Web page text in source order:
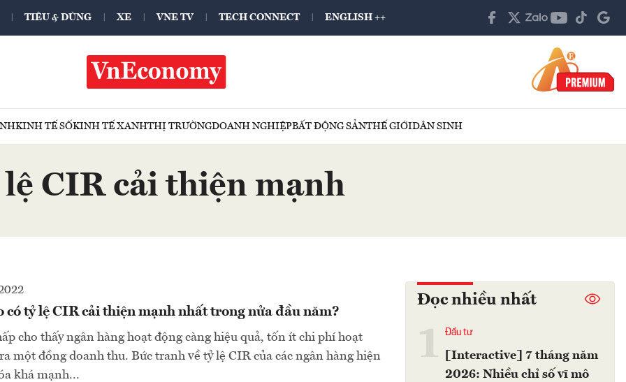
TIÊU & DÙNG XE VNE TV TECH CONNECT ENGLISH ++
KINH TẾ SỐKINH TẾ XANHTHỊ TRƯỜNGDOANH NGHIỆPBẤT ĐỘNG SẢNTHẾ GIỚIDÂN SINH
CIR cải thiện mạnh
có tỷ lệ CIR cải thiện mạnh nhất trong nửa đầu năm?
cho thấy ngân hàng hoạt động càng hiệu quả, tốn ít chi phí hoạt
một đồng doanh thu. Bức tranh về tỷ lệ CIR của các ngân hàng hiện
khá mạnh...
Đọc nhiều nhất
Đầu tư
[Interactive] 7 tháng năm
2026: Nhiều chỉ số vĩ mô